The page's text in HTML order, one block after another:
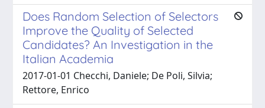
Does Random Selection of Selectors
Improve the Quality of Selected
Candidates? An Investigation in the
Italian Academia
2017-01-01 Checchi, Daniele; De Poli, Silvia;
Rettore, Enrico